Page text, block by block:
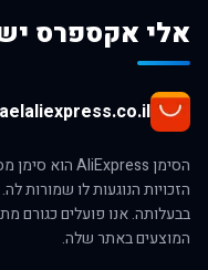
אלי אקספרס
בבעלותה. אנו פועלים כגורם
המוצעים באתר שלה.